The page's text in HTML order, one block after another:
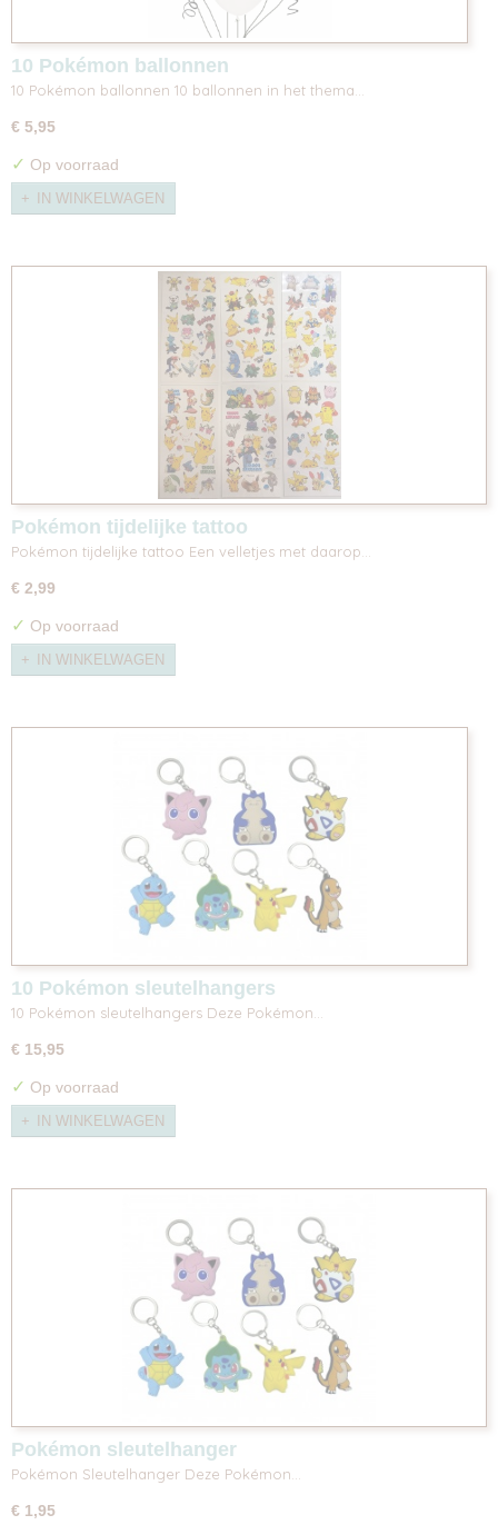
10 Pokémon ballonnen
10 Pokémon ballonnen 10 ballonnen in het thema…
€ 5,95
✓ Op voorraad
IN WINKELWAGEN
Pokémon tijdelijke tattoo
Pokémon tijdelijke tattoo Een velletjes met daarop…
€ 2,99
✓ Op voorraad
IN WINKELWAGEN
10 Pokémon sleutelhangers
10 Pokémon sleutelhangers Deze Pokémon…
€ 15,95
✓ Op voorraad
IN WINKELWAGEN
Pokémon sleutelhanger
Pokémon Sleutelhanger Deze Pokémon…
€ 1,95